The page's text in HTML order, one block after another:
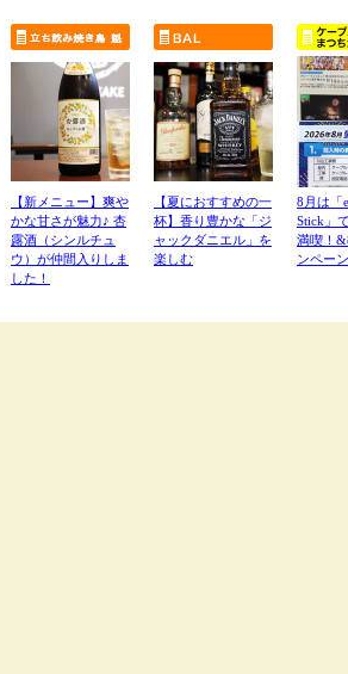
【新メニュー】爽や
かな甘さが魅力♪ 杏
露酒（シンルチュ
ウ）が仲間入りしま
した！
【夏におすすめの一
杯】香り豊かな「ジ
ャックダニエル」を
楽しむ
8月は「
Stick」
満喫！
ンペー